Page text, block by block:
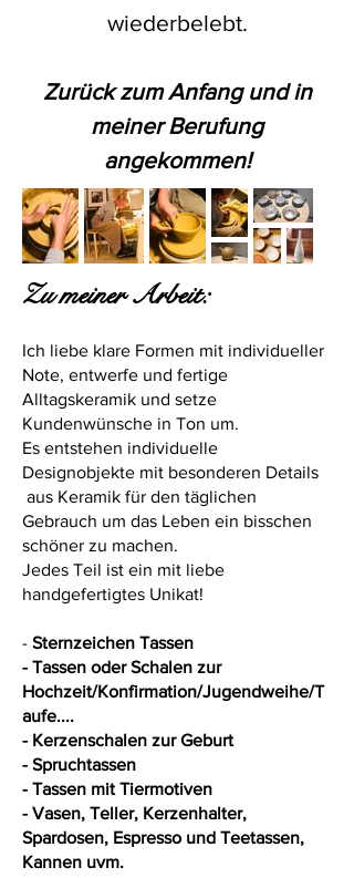
wiederbelebt.
Zurück zum Anfang und in
meiner Berufung
angekommen!
Zu meiner Arbeit:
Ich liebe klare Formen mit individueller
Note, entwerfe und fertige
Alltagskeramik und setze
Kundenwünsche in Ton um.
Es entstehen individuelle
Designobjekte mit besonderen Details
aus Keramik für den täglichen
Gebrauch um das Leben ein bisschen
schöner zu machen.
Jedes Teil ist ein mit liebe
handgefertigtes Unikat!
- Sternzeichen Tassen
- Tassen oder Schalen zur
Hochzeit/Konfirmation/Jugendweihe/T
aufe....
- Kerzenschalen zur Geburt
- Spruchtassen
- Tassen mit Tiermotiven
- Vasen, Teller, Kerzenhalter,
Spardosen, Espresso und Teetassen,
Kannen uvm.